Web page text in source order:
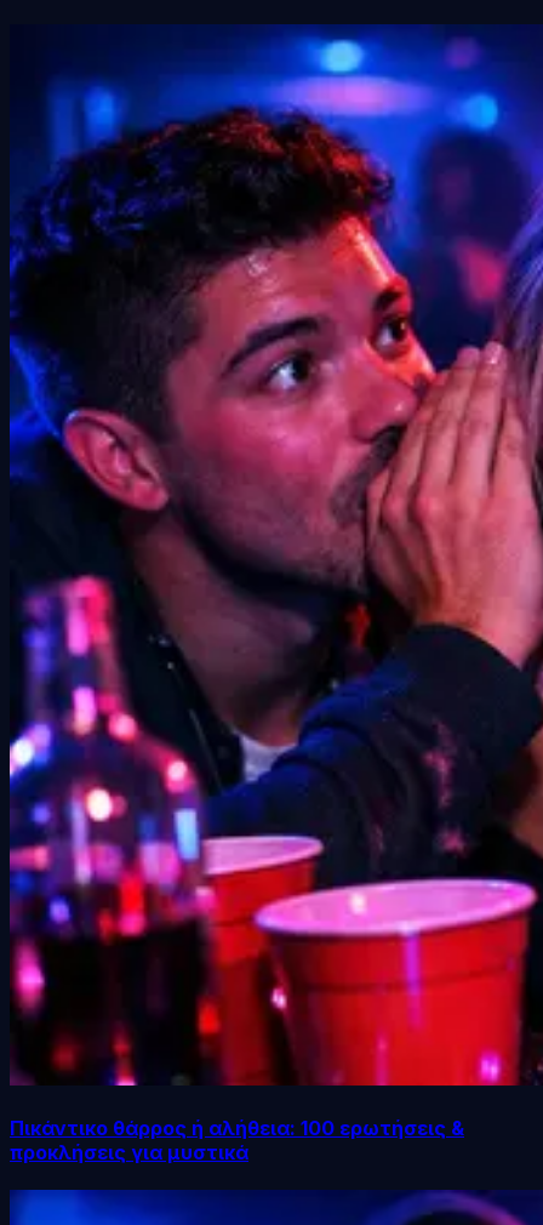
Πικάντικο θάρρος ή αλήθεια: 100 ερωτήσεις &
προκλήσεις για μυστικά